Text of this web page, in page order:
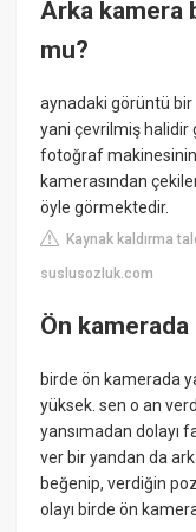
Arka kamera
mu?
aynadaki görüntü
yani çevrilmiş halidir
fotoğraf
kamerasından
öyle görmektedir.
Kaynak kaldırma
suslusozluk.com
Ön kamerada
birde ön kamerada
yüksek. sen o an
yansımadan dolayı
ver bir yandan da
beğenip, verdiğin
olayı birde ön